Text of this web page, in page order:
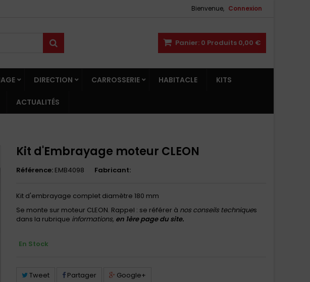
Bienvenue, Connexion
Panier: 0 Produits 0,00 €
DIRECTION CARROSSERIE HABITACLE KITS
ACTUALITÉS
Kit d'Embrayage moteur CLEON
Référence: EMB4098 Fabricant:
Kit d'embrayage complet diamètre 180 mm
Se monte sur moteur CLEON. Rappel : se référer à nos conseils techniques
dans la rubrique informations, en 1ère page du site.
En Stock
Tweet Partager Google+